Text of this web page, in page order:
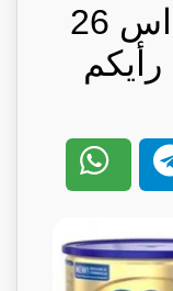
تجربتي مع حليب اس 26